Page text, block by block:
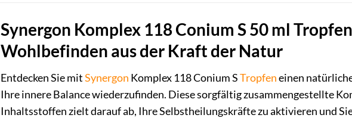
Synergon Komplex 118 Conium S 50 ml
Wohlbefinden aus der Kraft der Natur
Entdecken Sie mitSynergon Komplex 118 Conium STropfeneinen
Ihre innere Balance wiederzufinden. Diese sorgfältig zusammengestellte
Inhaltsstoffen zielt darauf ab, Ihre Selbstheilungskräfte zu aktivieren und